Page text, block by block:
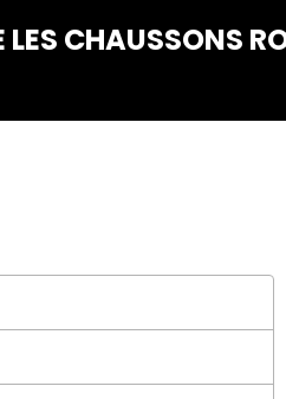
LES CHAUSSONS